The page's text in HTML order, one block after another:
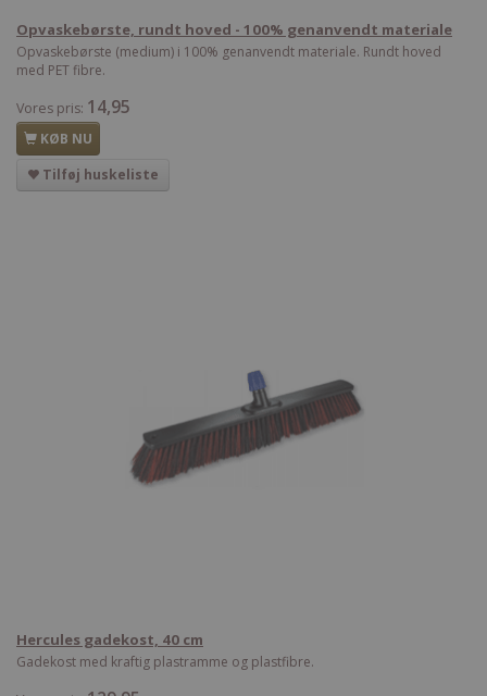
Opvaskebørste, rundt hoved - 100% genanvendt materiale
Opvaskebørste (medium) i 100% genanvendt materiale. Rundt hoved
med PET fibre.
Vores pris: 14,95
KØB NU
Tilføj huskeliste
Hercules gadekost, 40 cm
Gadekost med kraftig plastramme og plastfibre.